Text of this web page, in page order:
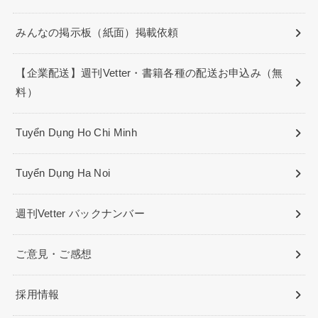
みんなの掲示板（紙面）掲載依頼
【企業配送】週刊Vetter・書籍各種の配送お申込み（無
料）
Tuyển Dụng Ho Chi Minh
Tuyển Dụng Ha Noi
週刊Vetter バックナンバー
ご意見・ご感想
採用情報